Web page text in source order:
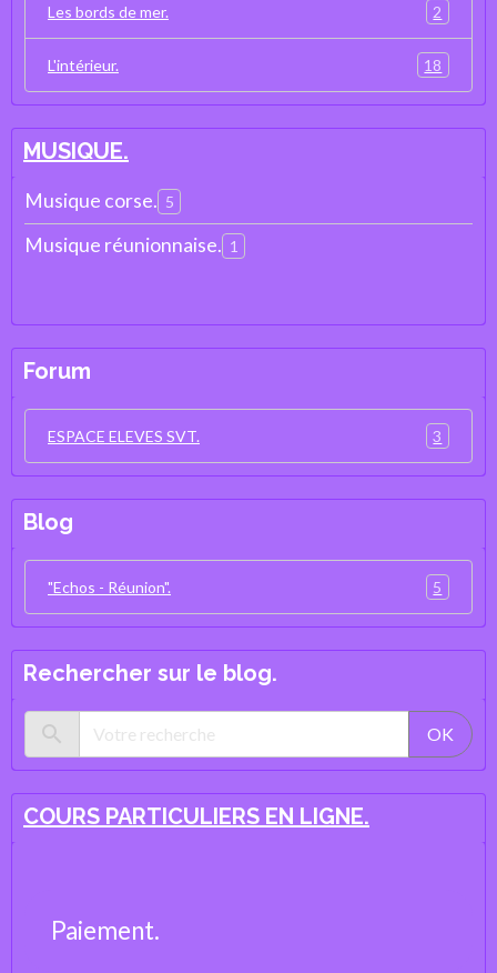
Les bords de mer. 2
L'intérieur. 18
MUSIQUE.
Musique corse. 5
Musique réunionnaise. 1
Forum
ESPACE ELEVES SVT. 3
Blog
"Echos - Réunion". 5
Rechercher sur le blog.
OK
COURS PARTICULIERS EN LIGNE.
Paiement.